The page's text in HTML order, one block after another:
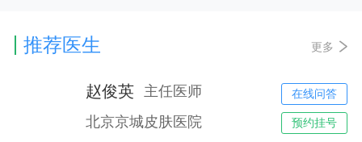
推荐医生 更多
在线问答
预约挂号
赵俊英
主任医师
北京京城皮肤医院